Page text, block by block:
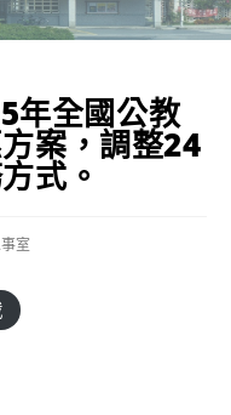
年全國公教
案，調整24
式。
室